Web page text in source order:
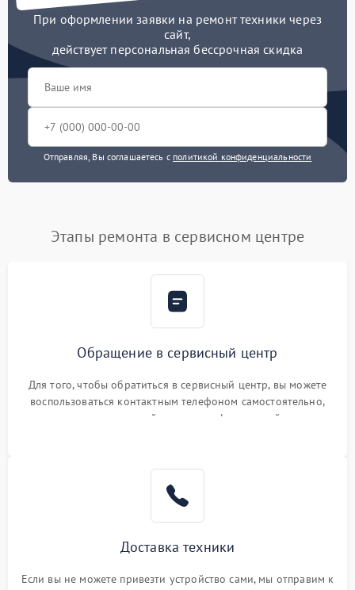
При оформлении заявки на ремонт техники через
сайт,
действует персональная бессрочная скидка
Отправляя, Вы соглашаетесь с политикой конфиденциальности
Этапы ремонта в сервисном центре
Обращение в сервисный центр
Для того, чтобы обратиться в сервисный центр, вы можете
воспользоваться контактным телефоном самостоятельно,
или оставить свой номер телефона на сайте
Доставка техники
Если вы не можете привезти устройство сами, мы отправим к